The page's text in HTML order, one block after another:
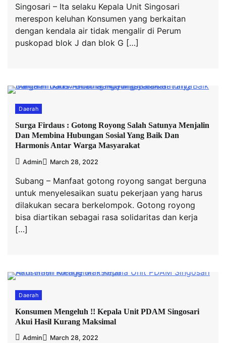
Singosari – Ita selaku Kepala Unit Singosari
merespon keluhan Konsumen yang berkaitan
dengan kendala air tidak mengalir di Perum
puskopad blok J dan blok G […]
Daerah
Surga Firdaus : Gotong Royong Salah Satunya Menjalin
Dan Membina Hubungan Sosial Yang Baik Dan
Harmonis Antar Warga Masyarakat
Admin March 28, 2022
Subang – Manfaat gotong royong sangat berguna
untuk menyelesaikan suatu pekerjaan yang harus
dilakukan secara berkelompok. Gotong royong
bisa diartikan sebagai rasa solidaritas dan kerja
[…]
Daerah
Konsumen Mengeluh !! Kepala Unit PDAM Singosari
Akui Hasil Kurang Maksimal
Admin March 28, 2022